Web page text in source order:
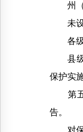
州（
未设
各级
县级
保护实
第五
告。
对保